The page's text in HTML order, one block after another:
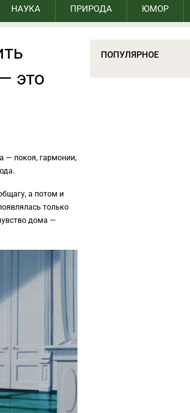
НАУКА ПРИРОДА ЮМОР
это
— покоя, гармонии,
а потом и
только
дома —
ПОПУЛЯРНОЕ